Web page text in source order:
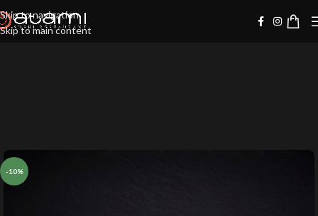
Skip to navigation
Skip to main content
-10%